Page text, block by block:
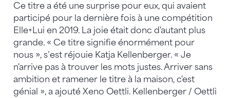
Ce titre a été une surprise pour eux, qui avaient
participé pour la dernière fois à une compétition
Elle+Lui en 2019. La joie était donc d'autant plus
grande. « Ce titre signifie énormément pour
nous », s’est réjouie Katja Kellenberger. « Je
n'arrive pas à trouver les mots justes. Arriver sans
ambition et ramener le titre à la maison, c'est
génial », a ajouté Xeno Oettli. Kellenberger / Oettli